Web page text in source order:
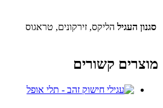
סגנון העגיל הליקס, זירקונים, טראגוס
מוצרים קשורים